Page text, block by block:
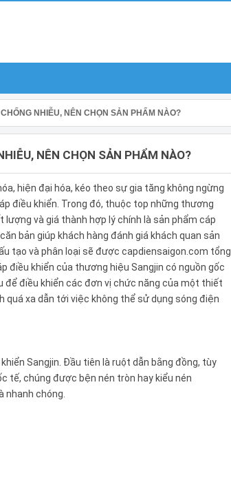
NHIỄU, NÊN CHỌN SẢN PHẨM NÀO?
NÊN CHỌN SẢN PHẨM NÀO?
hiện đại hóa, kéo theo sự gia tăng không ngừng
điều khiển. Trong đó, thuộc top những thương
và giá thành hợp lý chính là sản phẩm cáp
bản giúp khách hàng đánh giá khách quan sản
tạo và phân loại sẽ được capdiensaigon.com tổng
điều khiển của thương hiệu Sangjin có nguồn gốc
để điều khiển các đơn vị chức năng của một thiết
quá xa dẫn tới việc không thể sử dụng sóng điện
Sangjin. Đầu tiên là ruột dẫn bằng đồng, tùy
tế, chúng được bện nén tròn hay kiểu nén
nhanh chóng.